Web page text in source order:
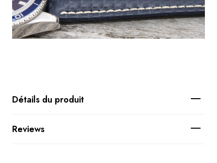
Détails du produit
Reviews